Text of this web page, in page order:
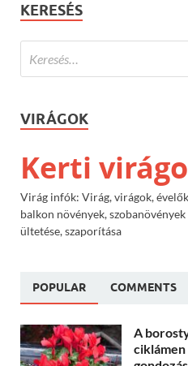
KERESÉS
VIRÁGOK
Kerti
Virág infók: Virág, virágok,
balkon növények,
ültetése, szaporítása
POPULAR COMMENTS
A
ciklámen